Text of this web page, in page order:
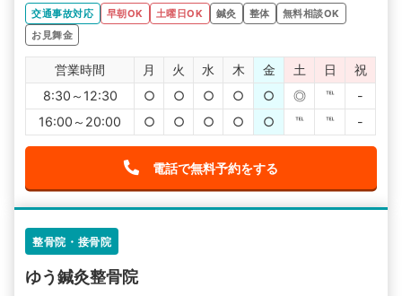
交通事故対応 早朝OK 土曜日OK 鍼灸 整体
無料相談OK
お見舞金
営業時間 月 火 水 木 金 土 日
祝
8:30～12:30
○ ○ ○ ○ ○ ◎ ℡
-
16:00～20:00
○ ○ ○ ○ ○ ℡ ℡ -
電話で無料予約をする
整骨院・接骨院
ゆう鍼灸整骨院